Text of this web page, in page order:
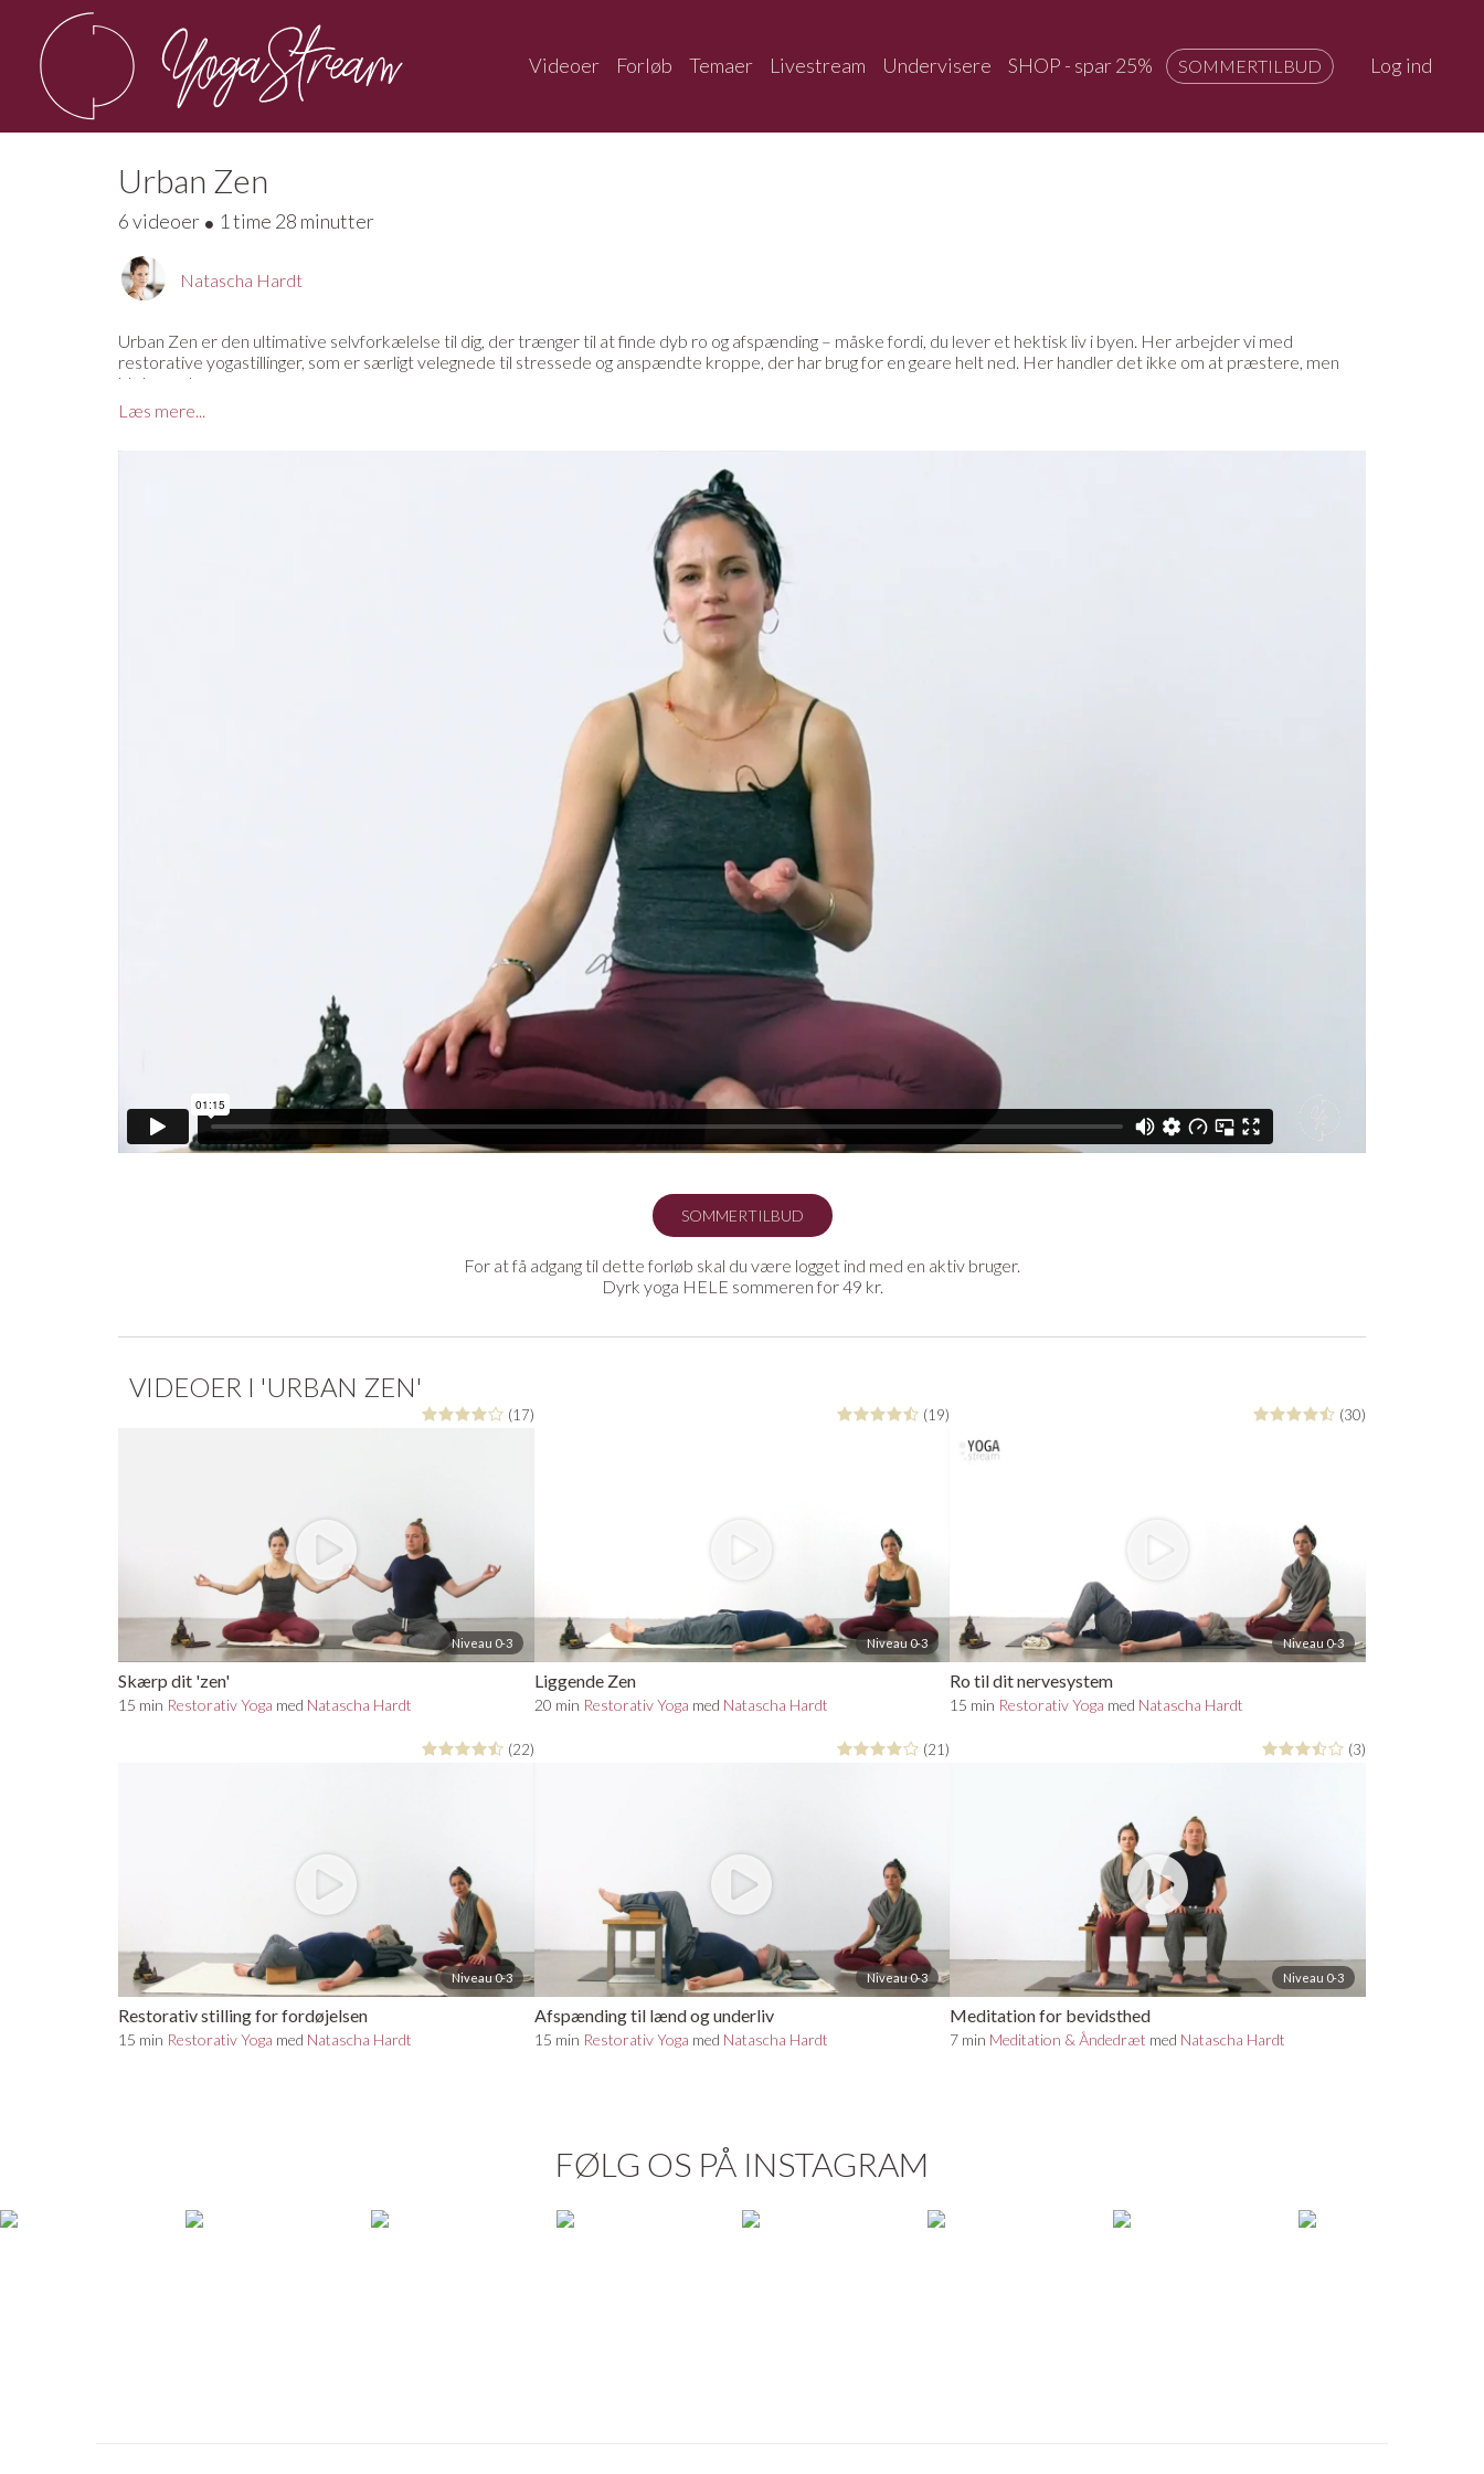
Videoer Forløb Temaer Livestream Undervisere SHOP - spar 25% SOMMERTILBUD Log ind
Urban Zen
6 videoer 1 time 28 minutter
Natascha Hardt
Urban Zen er den ultimative selvforkælelse til dig, der trænger til at finde dyb ro og afspænding – måske fordi, du lever et hektisk liv i byen. Her arbejder vi med
restorative yogastillinger, som er særligt velegnede til stressede og anspændte kroppe, der har brug for en geare helt ned. Her handler det ikke om at præstere, men
blot om at være.
I Restorativ Yoga bruges der mange props såsom puder, blokke, pøller og tæpper, som støtter dig i dine liggende og siddende stillinger. Det giver en mere behagelig og
Dette forløb er for alle, som har brug for afslappende og afstressende yoga. Alle kan være med uanset niveau. Det eneste, det kræver, er, at du har de nødvendige
rekvisitter eller noget, der minder om, så du kan blive støttet korrekt i stillingerne.
Forløbet består af seks korte videoer, som hver har fokus på én restorativ stilling eller øvelse. Videoerne kan sagtens laves i ét stræk, hvis du sætter tiden af til det, men
bare 10 min i en restorativ stilling vil uden tvivl kunne mærkes. Alle videoer kan med fordel afsluttes med den sidste video i dette forløb '
Restorative stillinger kræver en del udstyr, så giv dig selv tid til at finde det frem, du skal bruge, inden du går i gang, så du får det meste ud af stillingerne. Vi bruger lidt tid på
at komme ind i stillingen i hver video og ligger herefter i stilhed, så du virkelig får mulighed for at finde ro og afspænding.
Har du nogle æteriske olier med duft, så brug gerne det til at sætte den helt rigtige stemning.
Læs mere...
SOMMERTILBUD
For at få adgang til dette forløb skal du være logget ind med en aktiv bruger.
Dyrk yoga HELE sommeren for 49 kr.
VIDEOER I 'URBAN ZEN'
(17)
Niveau 0-3
Skærp dit 'zen'
15 min Restorativ Yoga med Natascha Hardt
(19)
Niveau 0-3
Liggende Zen
20 min Restorativ Yoga med Natascha Hardt
(30)
Niveau 0-3
Ro til dit nervesystem
15 min Restorativ Yoga med Natascha Hardt
(22)
Niveau 0-3
Restorativ stilling for fordøjelsen
15 min Restorativ Yoga med Natascha Hardt
(21)
Niveau 0-3
Afspænding til lænd og underliv
15 min Restorativ Yoga med Natascha Hardt
(3)
Niveau 0-3
Meditation for bevidsthed
7 min Meditation & Åndedræt med Natascha Hardt
FØLG OS PÅ INSTAGRAM